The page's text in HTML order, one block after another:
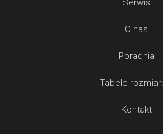
Serwis
O nas
Poradnia
Tabele
Kontakt